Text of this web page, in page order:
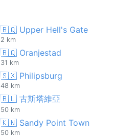
🇧🇶 Upper Hell's Gate
2 km
🇧🇶 Oranjestad
31 km
🇸🇽 Philipsburg
48 km
🇧🇱 古斯塔維亞
50 km
🇰🇳 Sandy Point Town
50 km